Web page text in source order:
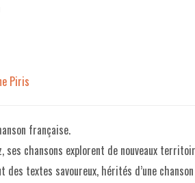
Piris
française.
ses chansons explorent de nouveaux
des textes savoureux, hérités d’une